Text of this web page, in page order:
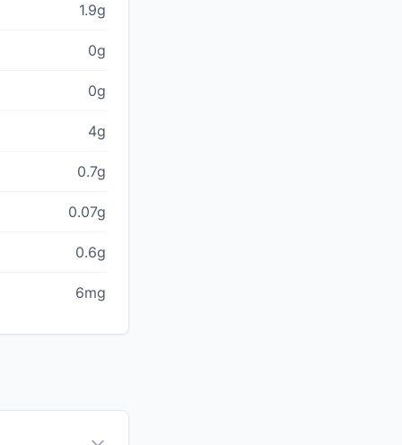
1.9g
0g
0g
4g
0.7g
0.07g
0.6g
6mg